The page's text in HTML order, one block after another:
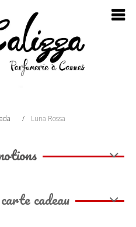
Luna Rossa
cadeau